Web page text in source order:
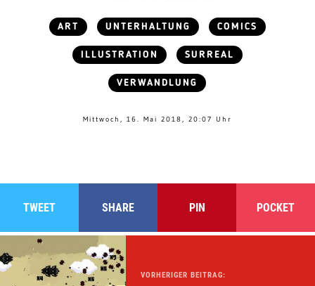
ART UNTERHALTUNG COMICS
ILLUSTRATION SURREAL
VERWANDLUNG
Mittwoch, 16. Mai 2018, 20:07 Uhr
TWEET SHARE PIN POCKET
VORHERIGER BEITRAG: